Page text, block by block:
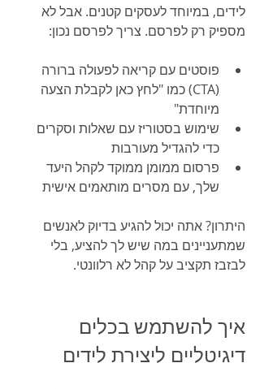
לידים, במיוחד לעסקים קטנים. אבל לא
מספיק רק לפרסם. צריך לפרסם נכון:
פוסטים עם קריאה לפעולה ברורה
(CTA) כמו "לחץ כאן לקבלת הצעה
מיוחדת"
שימוש בסטוריז עם שאלות וסקרים
כדי להגדיל מעורבות
פרסום ממומן ממוקד לקהל היעד
שלך, עם מסרים מותאמים אישית
היתרון? אתה יכול להגיע בדיוק לאנשים
שמתעניינים במה שיש לך להציע, בלי
לבזבז תקציב על קהל לא רלוונטי.
איך להשתמש בכלים
דיגיטליים ליצירת לידים